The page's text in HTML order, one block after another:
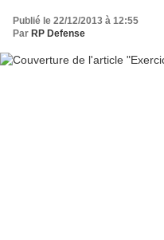
Publié le 22/12/2013 à 12:55
Par RP Defense